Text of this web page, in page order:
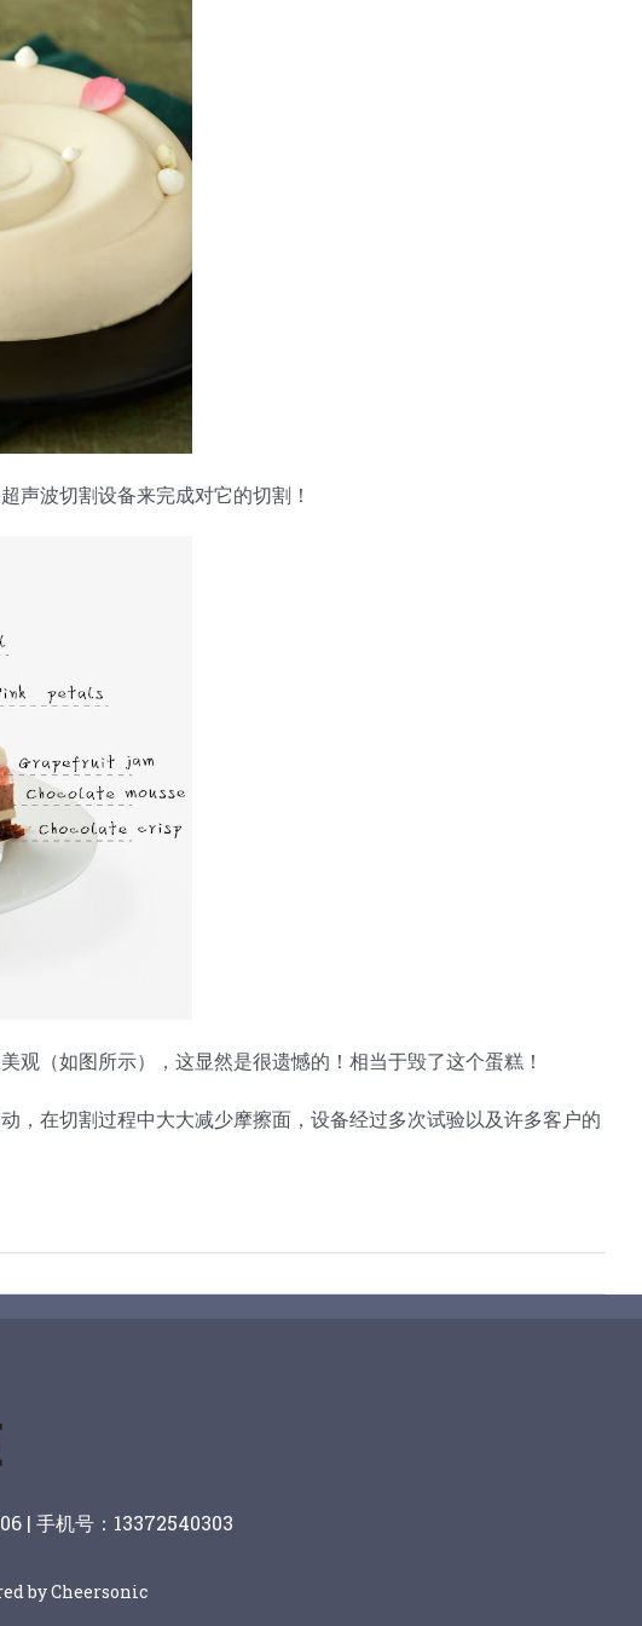
声波切割设备来完成对它的切割！
（如图所示），这显然是很遗憾的！相当于毁了这个蛋糕！
，在切割过程中大大减少摩擦面，设备经过多次试验以及许多客户的
| 手机号：13372540303
by Cheersonic